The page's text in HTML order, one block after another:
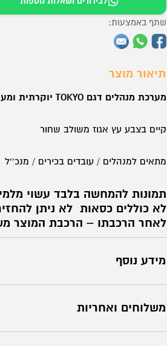
תיאור מוצר
מערכת מנהלים דגם TOKYO יוקרתית ומעוצבת
קיים בצבע עץ אגוז משולב שחור
מתאים למנהלים / עובדים בכירים / מנכ''ל
תמונות להמחשה בלבד עשוי
לא כוללים כסאות לא ניתן
לאחר הרכבתו – הרכבת המוצר
מידע נוסף
משלוחים ואחריות
שתף באמצעות: